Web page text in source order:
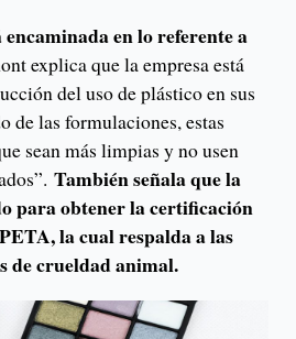
en lo referente a
explica que la empresa está
del uso de plástico en sus
de las formulaciones, estas
sean más limpias y no usen
También señala que la
para obtener la certificación
la cual respalda a las
de crueldad animal.